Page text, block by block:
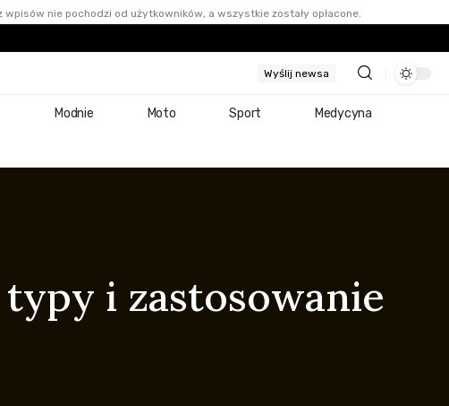
nie pochodzi od użytkowników, a wszystkie zostały opłacone.
Wyślij newsa
Modnie Moto Sport Medycyna
i zastosowanie